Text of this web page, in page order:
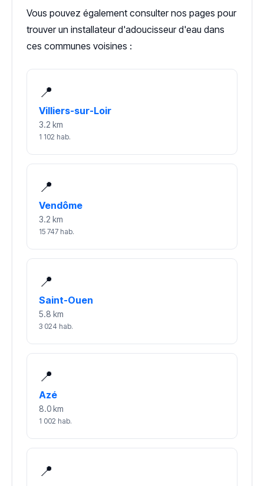
Vous pouvez également consulter nos pages pour
trouver un installateur d'adoucisseur d'eau dans
ces communes voisines :
📍
Villiers-sur-Loir
3.2 km
1 102 hab.
📍
Vendôme
3.2 km
15 747 hab.
📍
Saint-Ouen
5.8 km
3 024 hab.
📍
Azé
8.0 km
1 002 hab.
📍